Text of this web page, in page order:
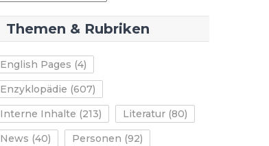
Themen & Rubriken
English Pages (4)
Enzyklopädie (607)
Interne Inhalte (213) Literatur (80)
News (40) Personen (92)